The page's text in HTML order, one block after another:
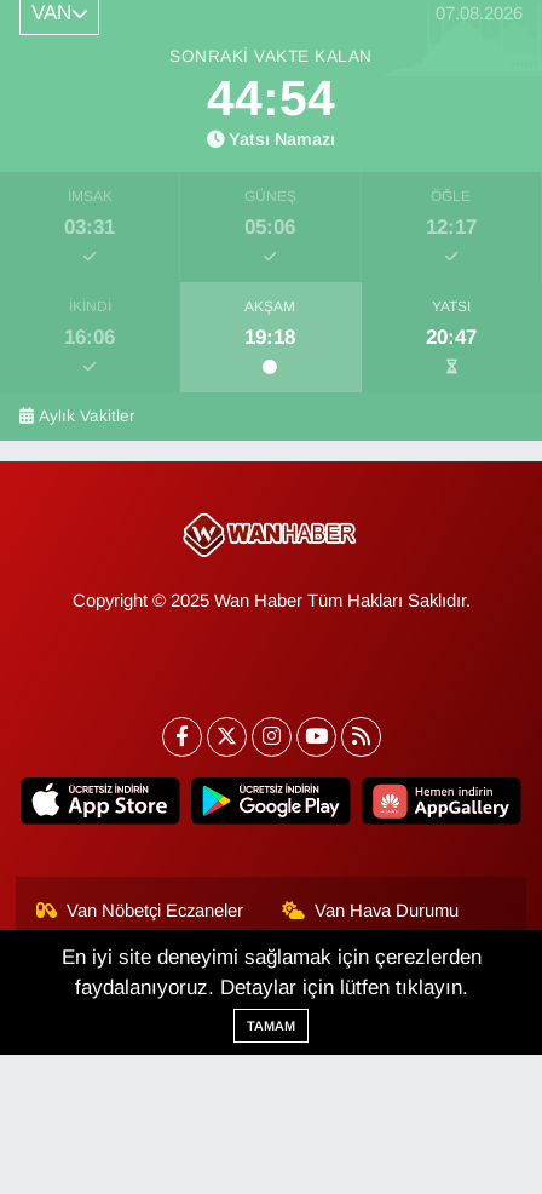
VAN 07.08.2026
SONRAKI VAKTE KALAN
44:53
Yatsı Namazı
İMSAK
03:31
GÜNEŞ
05:06
ÖĞLE
12:17
İKINDI
16:06
AKŞAM
19:18
YATSI
20:47
Aylık Vakitler
Copyright © 2025 Wan Haber Tüm Hakları Saklıdır.
Van Nöbetçi Eczaneler Van Hava Durumu
Van Namaz Vakitleri
Van Trafik Yoğunluk
Haritası
Puan Durumu ve Fikstür
En iyi site deneyimi sağlamak için çerezlerden
faydalanıyoruz. Detaylar için lütfen tıklayın.
TAMAM